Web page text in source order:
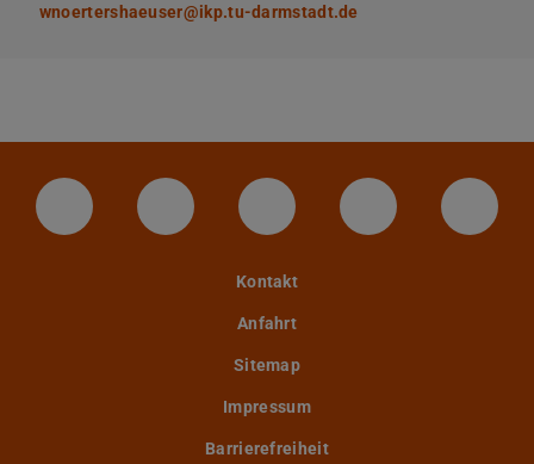
wnoertershaeuser@ikp.tu-darmstadt.de
LinkedIn-Seite der TU Darmstadt
Instagram-Kanal der TU
Bluesky-Kanal der TU
Facebook-
Kontakt
Anfahrt
Sitemap
Impressum
Barrierefreiheit